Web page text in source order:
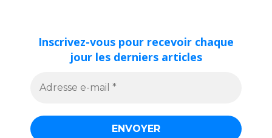
Inscrivez-vous pour recevoir chaque
jour les derniers articles